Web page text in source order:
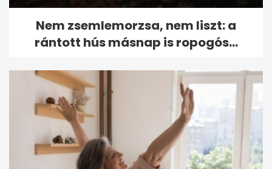
Nem zsemlemorzsa, nem liszt: a
rántott hús másnap is ropogós...